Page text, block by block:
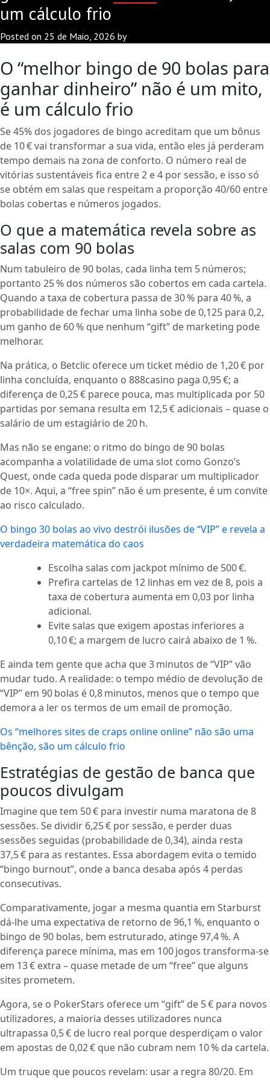
um cálculo frio
Posted on 25 de Maio, 2026 by
O “melhor bingo de 90 bolas para
ganhar dinheiro” não é um mito,
é um cálculo frio
Se 45% dos jogadores de bingo acreditam que um bônus
de 10 € vai transformar a sua vida, então eles já perderam
tempo demais na zona de conforto. O número real de
vitórias sustentáveis fica entre 2 e 4 por sessão, e isso só
se obtém em salas que respeitam a proporção 40/60 entre
bolas cobertas e números jogados.
O que a matemática revela sobre as
salas com 90 bolas
Num tabuleiro de 90 bolas, cada linha tem 5 números;
portanto 25 % dos números são cobertos em cada cartela.
Quando a taxa de cobertura passa de 30 % para 40 %, a
probabilidade de fechar uma linha sobe de 0,125 para 0,2,
um ganho de 60 % que nenhum “gift” de marketing pode
melhorar.
Na prática, o Betclic oferece um ticket médio de 1,20 € por
linha concluída, enquanto o 888casino paga 0,95 €; a
diferença de 0,25 € parece pouca, mas multiplicada por 50
partidas por semana resulta em 12,5 € adicionais – quase o
salário de um estagiário de 20 h.
Mas não se engane: o ritmo do bingo de 90 bolas
acompanha a volatilidade de uma slot como Gonzo’s
Quest, onde cada queda pode disparar um multiplicador
de 10×. Aqui, a “free spin” não é um presente, é um convite
ao risco calculado.
O bingo 30 bolas ao vivo destrói ilusões de “VIP” e revela a
verdadeira matemática do caos
Escolha salas com jackpot mínimo de 500 €.
Prefira cartelas de 12 linhas em vez de 8, pois a
taxa de cobertura aumenta em 0,03 por linha
adicional.
Evite salas que exigem apostas inferiores a
0,10 €; a margem de lucro cairá abaixo de 1 %.
E ainda tem gente que acha que 3 minutos de “VIP” vão
mudar tudo. A realidade: o tempo médio de devolução de
“VIP” em 90 bolas é 0,8 minutos, menos que o tempo que
demora a ler os termos de um email de promoção.
Os “melhores sites de craps online online” não são uma
bênção, são um cálculo frio
Estratégias de gestão de banca que
poucos divulgam
Imagine que tem 50 € para investir numa maratona de 8
sessões. Se dividir 6,25 € por sessão, e perder duas
sessões seguidas (probabilidade de 0,34), ainda resta
37,5 € para as restantes. Essa abordagem evita o temido
“bingo burnout”, onde a banca desaba após 4 perdas
consecutivas.
Comparativamente, jogar a mesma quantia em Starburst
dá-lhe uma expectativa de retorno de 96,1 %, enquanto o
bingo de 90 bolas, bem estruturado, atinge 97,4 %. A
diferença parece mínima, mas em 100 jogos transforma‑se
em 13 € extra – quase metade de um “free” que alguns
sites prometem.
Agora, se o PokerStars oferece um “gift” de 5 € para novos
utilizadores, a maioria desses utilizadores nunca
ultrapassa 0,5 € de lucro real porque desperdiçam o valor
em apostas de 0,02 € que não cubram nem 10 % da cartela.
Um truque que poucos revelam: usar a regra 80/20. Em